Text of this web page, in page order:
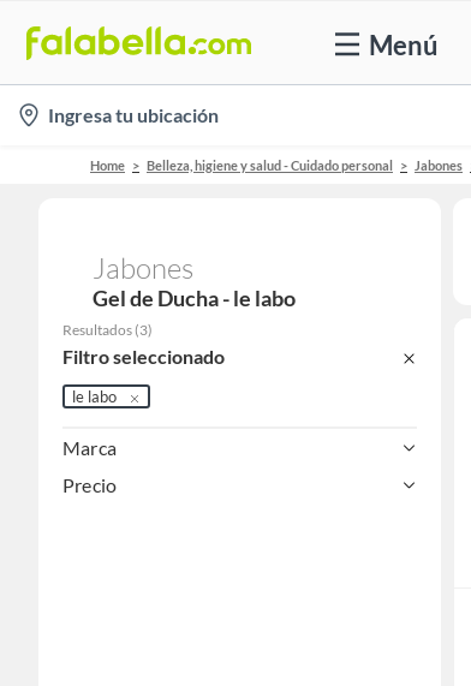
Menú
location-
icon
Ingresa tu ubicación
Home Belleza, higiene y salud - Cuidado personal Jabones
Jabones
Gel de Ducha - le labo
Resultados (3)
Filtro seleccionado
le labo
Marca
Precio